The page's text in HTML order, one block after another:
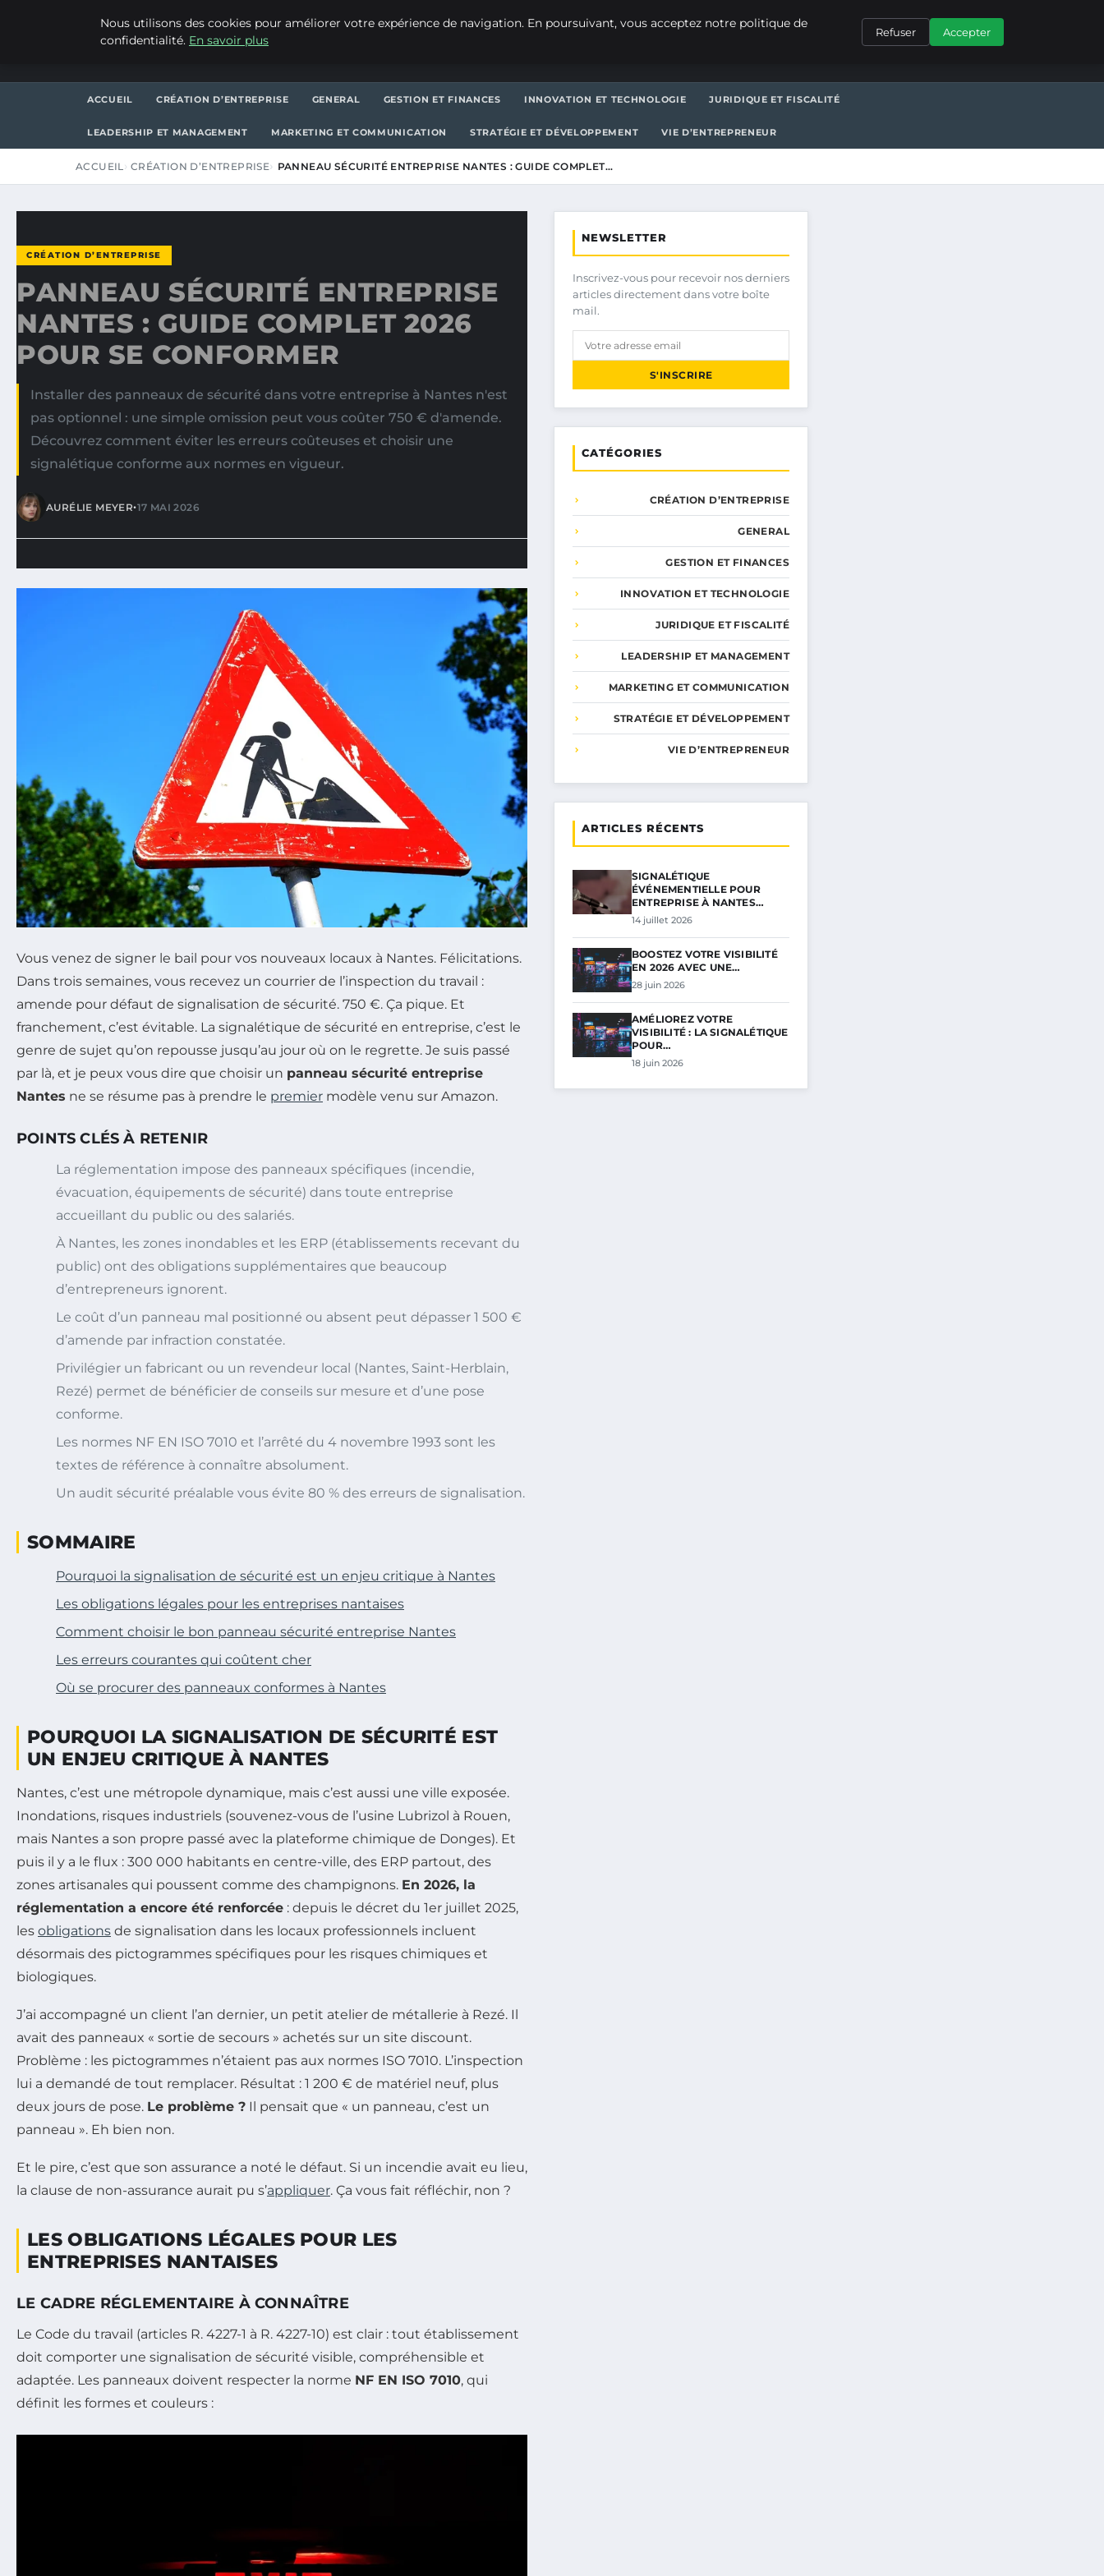
ACCUEIL CRÉATION D’ENTREPRISE GENERAL GESTION ET FINANCES INNOVATION ET TECHNOLOGIE JURIDIQUE ET FISCALITÉ
LEADERSHIP ET MANAGEMENT MARKETING ET COMMUNICATION STRATÉGIE ET DÉVELOPPEMENT VIE D’ENTREPRENEUR
ACCUEIL CRÉATION D’ENTREPRISE PANNEAU SÉCURITÉ ENTREPRISE NANTES : GUIDE COMPLET…
CRÉATION D’ENTREPRISE
PANNEAU SÉCURITÉ ENTREPRISE
NANTES : GUIDE COMPLET 2026
POUR SE CONFORMER
Installer des panneaux de sécurité dans votre entreprise à Nantes n'est
pas optionnel : une simple omission peut vous coûter 750 € d'amende.
Découvrez comment éviter les erreurs coûteuses et choisir une
signalétique conforme aux normes en vigueur.
AURÉLIE MEYER•17 MAI 2026
Vous venez de signer le bail pour vos nouveaux locaux à Nantes. Félicitations.
Dans trois semaines, vous recevez un courrier de l’inspection du travail :
amende pour défaut de signalisation de sécurité. 750 €. Ça pique. Et
franchement, c’est évitable. La signalétique de sécurité en entreprise, c’est le
genre de sujet qu’on repousse jusqu’au jour où on le regrette. Je suis passé
par là, et je peux vous dire que choisir un panneau sécurité entreprise
Nantes ne se résume pas à prendre le premier modèle venu sur Amazon.
POINTS CLÉS À RETENIR
La réglementation impose des panneaux spécifiques (incendie,
évacuation, équipements de sécurité) dans toute entreprise
accueillant du public ou des salariés.
À Nantes, les zones inondables et les ERP (établissements recevant du
public) ont des obligations supplémentaires que beaucoup
d’entrepreneurs ignorent.
Le coût d’un panneau mal positionné ou absent peut dépasser 1 500 €
d’amende par infraction constatée.
Privilégier un fabricant ou un revendeur local (Nantes, Saint-Herblain,
Rezé) permet de bénéficier de conseils sur mesure et d’une pose
conforme.
Les normes NF EN ISO 7010 et l’arrêté du 4 novembre 1993 sont les
textes de référence à connaître absolument.
Un audit sécurité préalable vous évite 80 % des erreurs de signalisation.
SOMMAIRE
Pourquoi la signalisation de sécurité est un enjeu critique à Nantes
Les obligations légales pour les entreprises nantaises
Comment choisir le bon panneau sécurité entreprise Nantes
Les erreurs courantes qui coûtent cher
Où se procurer des panneaux conformes à Nantes
POURQUOI LA SIGNALISATION DE SÉCURITÉ EST
UN ENJEU CRITIQUE À NANTES
Nantes, c’est une métropole dynamique, mais c’est aussi une ville exposée.
Inondations, risques industriels (souvenez-vous de l’usine Lubrizol à Rouen,
mais Nantes a son propre passé avec la plateforme chimique de Donges). Et
puis il y a le flux : 300 000 habitants en centre-ville, des ERP partout, des
zones artisanales qui poussent comme des champignons. En 2026, la
réglementation a encore été renforcée : depuis le décret du 1er juillet 2025,
les obligations de signalisation dans les locaux professionnels incluent
désormais des pictogrammes spécifiques pour les risques chimiques et
biologiques.
J’ai accompagné un client l’an dernier, un petit atelier de métallerie à Rezé. Il
avait des panneaux « sortie de secours » achetés sur un site discount.
Problème : les pictogrammes n’étaient pas aux normes ISO 7010. L’inspection
lui a demandé de tout remplacer. Résultat : 1 200 € de matériel neuf, plus
deux jours de pose. Le problème ? Il pensait que « un panneau, c’est un
panneau ». Eh bien non.
Et le pire, c’est que son assurance a noté le défaut. Si un incendie avait eu lieu,
la clause de non-assurance aurait pu s’appliquer. Ça vous fait réfléchir, non ?
LES OBLIGATIONS LÉGALES POUR LES
ENTREPRISES NANTAISES
LE CADRE RÉGLEMENTAIRE À CONNAÎTRE
Le Code du travail (articles R. 4227-1 à R. 4227-10) est clair : tout établissement
doit comporter une signalisation de sécurité visible, compréhensible et
adaptée. Les panneaux doivent respecter la norme NF EN ISO 7010, qui
définit les formes et couleurs :
NEWSLETTER
Inscrivez-vous pour recevoir nos derniers
articles directement dans votre boîte
mail.
S'INSCRIRE
CATÉGORIES
CRÉATION D’ENTREPRISE
GENERAL
GESTION ET FINANCES
INNOVATION ET TECHNOLOGIE
JURIDIQUE ET FISCALITÉ
LEADERSHIP ET MANAGEMENT
MARKETING ET COMMUNICATION
STRATÉGIE ET DÉVELOPPEMENT
VIE D’ENTREPRENEUR
ARTICLES RÉCENTS
SIGNALÉTIQUE
ÉVÉNEMENTIELLE POUR
ENTREPRISE À NANTES…
14 juillet 2026
BOOSTEZ VOTRE VISIBILITÉ
EN 2026 AVEC UNE…
28 juin 2026
AMÉLIOREZ VOTRE
VISIBILITÉ : LA SIGNALÉTIQUE
POUR…
18 juin 2026
Nous utilisons des cookies pour améliorer votre expérience de navigation. En poursuivant, vous acceptez notre politique de
confidentialité. En savoir plus
Refuser Accepter